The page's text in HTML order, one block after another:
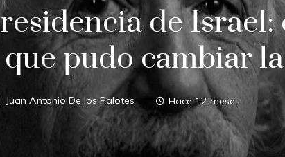
de
pudo cambiar
Juan Antonio De los Palotes Hace 12 meses